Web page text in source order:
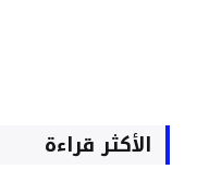
الأكثر قراءة